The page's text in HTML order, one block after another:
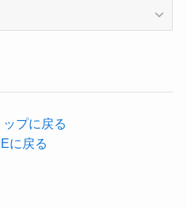
プに戻る
に戻る